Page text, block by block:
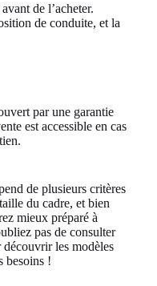
de l’acheter.
de conduite, et la
par une garantie
est accessible en cas
de plusieurs critères
du cadre, et bien
mieux préparé à
pas de consulter
les modèles
besoins !